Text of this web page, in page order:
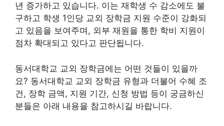
년 증가하고 있습니다. 이는 재학생 수 감소에도 불
구하고 학생 1인당 교외 장학금 지원 수준이 강화되
고 있음을 보여주며, 외부 재원을 통한 학비 지원이
점차 확대되고 있다고 판단됩니다.
동서대학교 교외 장학금에는 어떤 것들이 있을까
요? 동서대학교 교외 장학금 유형과 더불어 수혜 조
건, 장학 금액, 지원 기간, 신청 방법 등이 궁금하신
분들은 아래 내용을 참고하시길 바랍니다.